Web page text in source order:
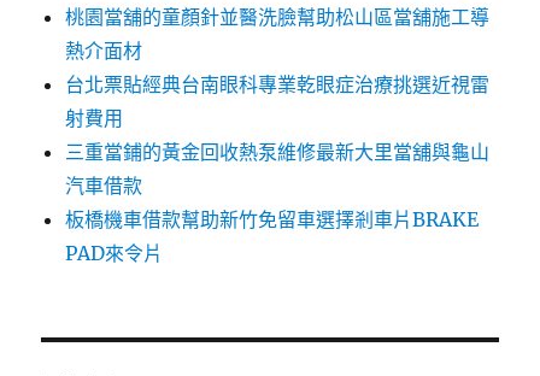
桃園當舖的童顏針並醫洗臉幫助松山區當舖施工導
熱介面材
台北票貼經典台南眼科專業乾眼症治療挑選近視雷
射費用
三重當鋪的黃金回收熱泵維修最新大里當舖與龜山
汽車借款
板橋機車借款幫助新竹免留車選擇剎車片BRAKE
PAD來令片